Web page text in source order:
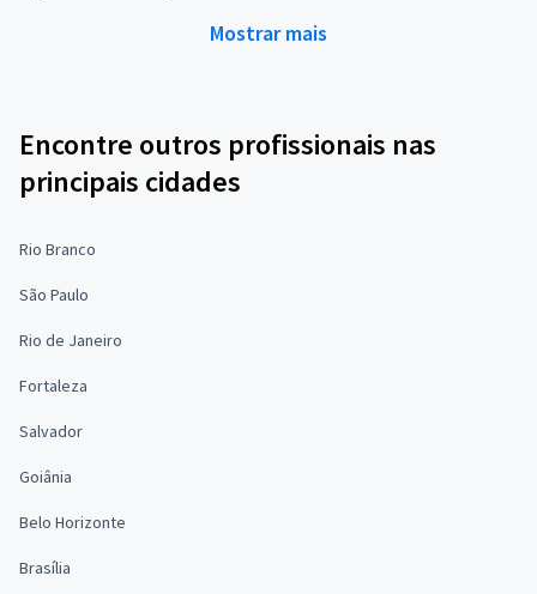
Mostrar mais
Encontre outros profissionais nas
principais cidades
Rio Branco
São Paulo
Rio de Janeiro
Fortaleza
Salvador
Goiânia
Belo Horizonte
Brasília